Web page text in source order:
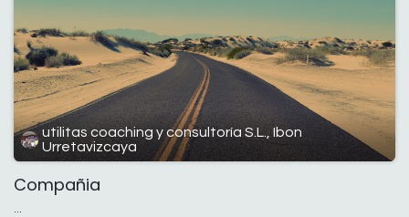
utilitas coaching y consultoría S.L., Ibon
Urretavizcaya
Compañia
...